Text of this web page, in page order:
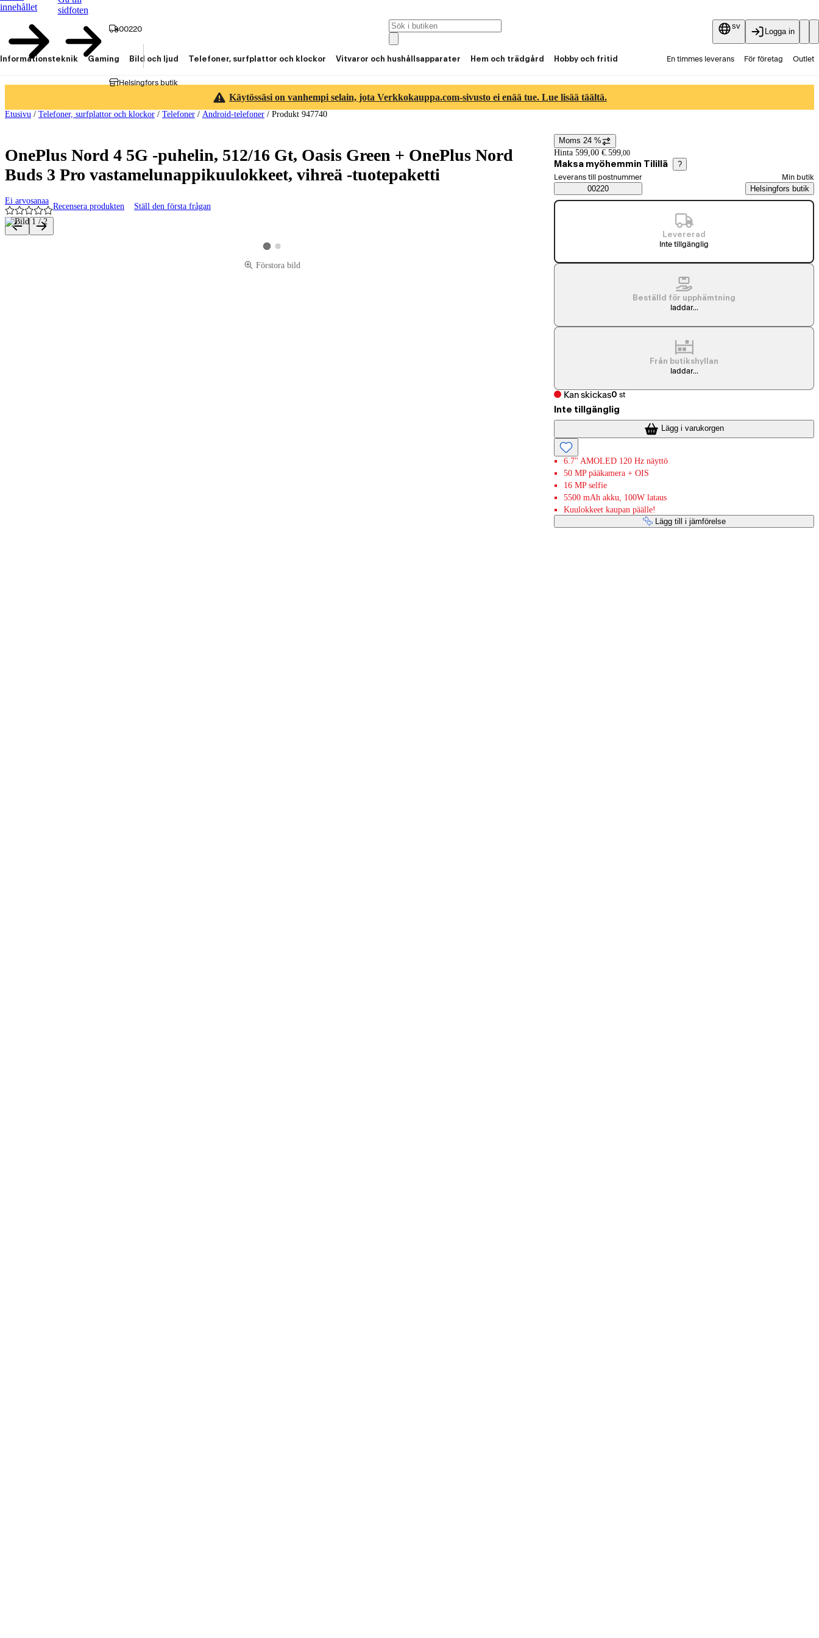
innehållet
sidfoten
00220
Helsingfors butik
sv
Logga in
Informationsteknik Gaming Bild och ljud Telefoner, surfplattor och klockor Vitvaror och hushållsapparater Hem och trädgård Hobby och fritid En timmes leverans För företag Outlet
Käytössäsi on vanhempi selain, jota Verkkokauppa.com-sivusto ei enää tue. Lue lisää täältä.
Etusivu / Telefoner, surfplattor och klockor / Telefoner / Android-telefoner / Produkt 947740
OnePlus Nord 4 5G -puhelin, 512/16 Gt, Oasis Green + OnePlus Nord
Buds 3 Pro vastamelunappikuulokkeet, vihreä -tuotepaketti
Ei arvosanaa
Recensera produkten Ställ den första frågan
Produktbilder och videor
Visa produktbild 1
Visa produktbild 2
Förstora bild
Prisinformation
Moms 24 %
Hinta 599,00 €.599,00
Maksa myöhemmin Tilillä ?
Saatavuustiedot
Välj beställningssätt
Leverans till postnummer
00220
Min butik
Helsingfors butik
Levererad
Inte tillgänglig
Beställd för upphämtning
laddar...
Från butikshyllan
laddar...
Kan skickas0 st
Inte tillgänglig
Lägg i varukorgen
6.7" AMOLED 120 Hz näyttö
50 MP pääkamera + OIS
16 MP selfie
5500 mAh akku, 100W lataus
Kuulokkeet kaupan päälle!
Lägg till i jämförelse